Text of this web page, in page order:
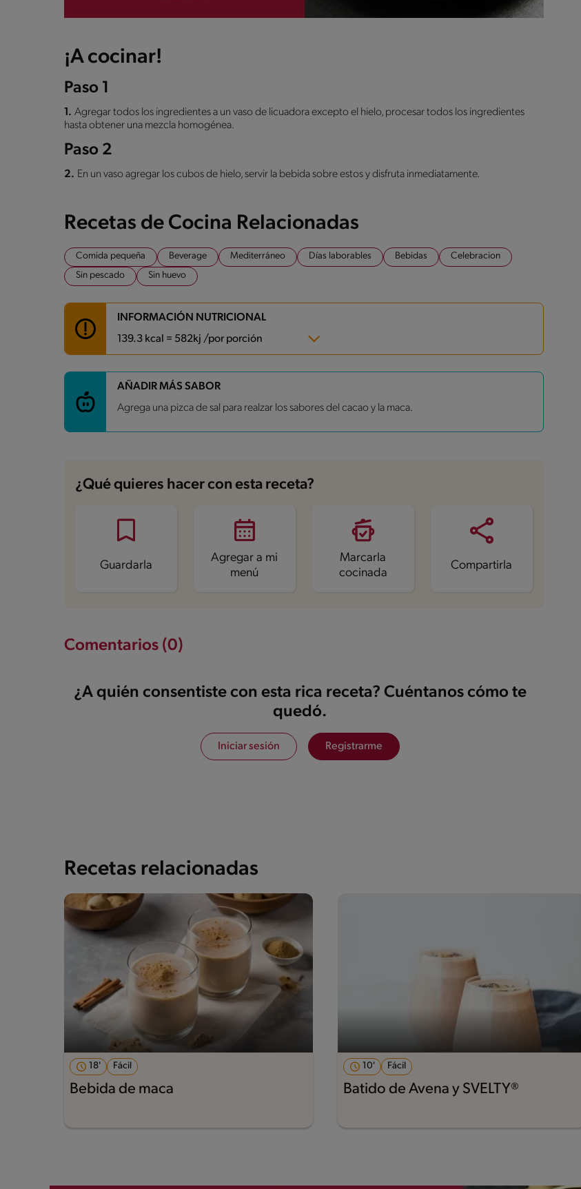
¡A cocinar!
Paso 1
1. Agregar todos los ingredientes a un vaso de licuadora excepto el hielo, procesar todos los ingredientes
hasta obtener una mezcla homogénea.
Paso 2
2. En un vaso agregar los cubos de hielo, servir la bebida sobre estos y disfruta inmediatamente.
Recetas de Cocina Relacionadas
Comida pequeña Beverage Mediterráneo Días laborables Bebidas
Celebracion
Sin pescado
Sin huevo
INFORMACIÓN NUTRICIONAL
139.3 kcal = 582kj /por porción
Carbohidratos 27.9 g
Grasas 0.9 g
Azúcares
12.2 g
AÑADIR MÁS SABOR
Agrega una pizca de sal para realzar los sabores del cacao y la maca.
¿Qué quieres hacer con esta receta?
Guardarla
Agregar a mi
menú
Marcarla
cocinada
Compartirla
Comentarios (0)
¿A quién consentiste con esta rica receta? Cuéntanos cómo te
quedó.
Iniciar sesión Registrarme
Recetas relacionadas
18' Fácil
Bebida de maca
10' Fácil
Batido de Avena y SVELTY®